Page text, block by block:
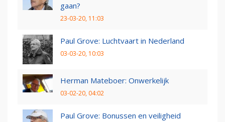
gaan?
23-03-20, 11:03
Paul Grove: Luchtvaart in Nederland
03-03-20, 10:03
Herman Mateboer: Onwerkelijk
03-02-20, 04:02
Paul Grove: Bonussen en veiligheid